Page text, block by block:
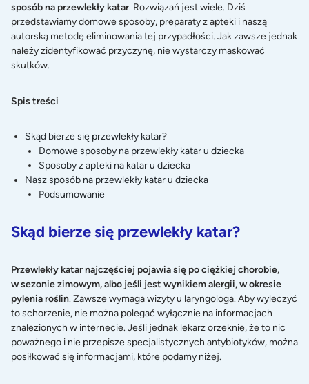
sposób na przewlekły katar. Rozwiązań jest wiele. Dziś
przedstawiamy domowe sposoby, preparaty z apteki i naszą
autorską metodę eliminowania tej przypadłości. Jak zawsze jednak
należy zidentyfikować przyczynę, nie wystarczy maskować
skutków.
Spis treści
Skąd bierze się przewlekły katar?
Domowe sposoby na przewlekły katar u dziecka
Sposoby z apteki na katar u dziecka
Nasz sposób na przewlekły katar u dziecka
Podsumowanie
Skąd bierze się przewlekły katar?
Przewlekły katar najczęściej pojawia się po ciężkiej chorobie,
w sezonie zimowym, albo jeśli jest wynikiem alergii, w okresie
pylenia roślin. Zawsze wymaga wizyty u laryngologa. Aby wyleczyć
to schorzenie, nie można polegać wyłącznie na informacjach
znalezionych w internecie. Jeśli jednak lekarz orzeknie, że to nic
poważnego i nie przepisze specjalistycznych antybiotyków, można
posiłkować się informacjami, które podamy niżej.